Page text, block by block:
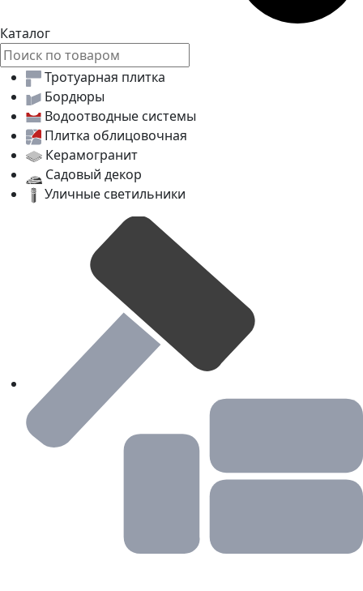
Каталог
Тротуарная плитка
Бордюры
Водоотводные системы
Плитка облицовочная
Керамогранит
Садовый декор
Уличные светильники